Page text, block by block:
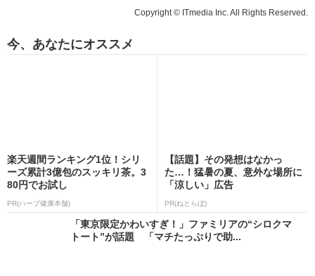
Copyright © ITmedia Inc. All Rights Reserved.
今、あなたにオススメ
楽天週間ランキング1位！シリ
ーズ累計3億包のスッキリ茶。3
80円でお試し
PR(ハーブ健康本舗)
【話題】その発想はなかっ
た…！猛暑の夏、意外な場所に
「涼しい」広告
PR(ねとらぼ)
「東京限定かわいすぎ！」ファミリアの“シロクマ
トート”が話題 「マチたっぷりで助...